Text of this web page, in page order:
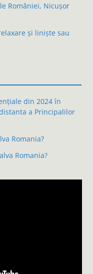
României, Nicușor
și liniște sau
din 2024 în
a Principalilor
Romania?
Romania?